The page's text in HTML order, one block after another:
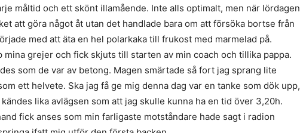
måltid och ett skönt illamående. Inte alls optimalt, men när lördagen
att göra något åt utan det handlade bara om att försöka bortse från
med att äta en hel polarkaka till frukost med marmelad på.
mina grejer och fick skjuts till starten av min coach och tillika pappa.
som de var av betong. Magen smärtade så fort jag sprang lite
ett helvete. Ska jag få ge mig denna dag var en tanke som dök upp,
lika avlägsen som att jag skulle kunna ha en tid över 3,20h.
fick anses som min farligaste motståndare hade sagt i radion